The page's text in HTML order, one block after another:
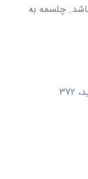
چلسمه به
بوشهر، شهرستان جم، شهرک توحید، 372